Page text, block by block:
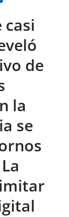
m
p
ar
tir
casi
de
la
se